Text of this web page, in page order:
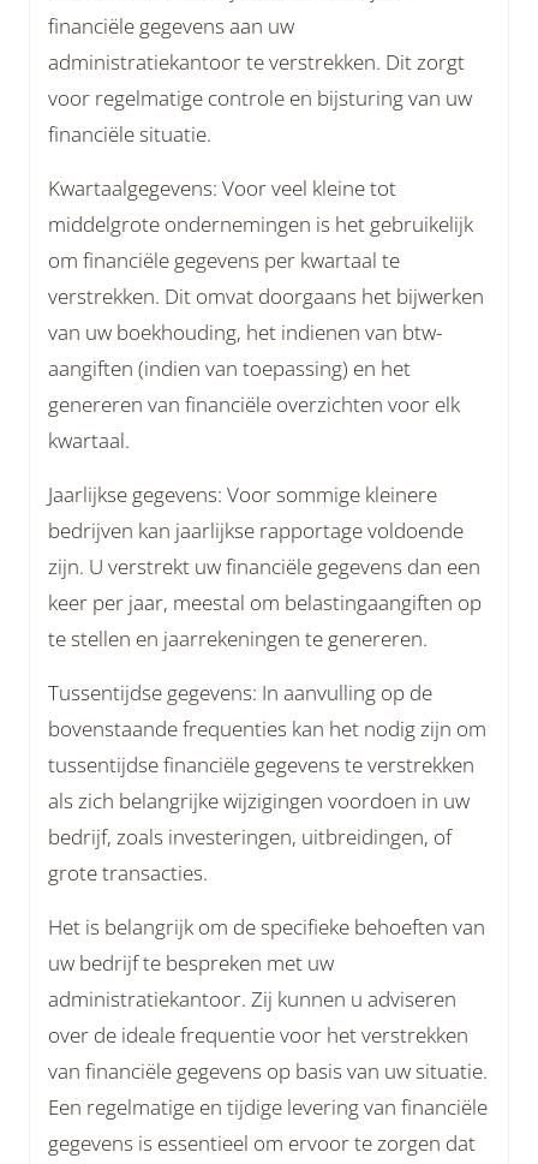
financiële gegevens aan uw
administratiekantoor te verstrekken. Dit zorgt
voor regelmatige controle en bijsturing van uw
financiële situatie.
Kwartaalgegevens: Voor veel kleine tot
middelgrote ondernemingen is het gebruikelijk
om financiële gegevens per kwartaal te
verstrekken. Dit omvat doorgaans het bijwerken
van uw boekhouding, het indienen van btw-
aangiften (indien van toepassing) en het
genereren van financiële overzichten voor elk
kwartaal.
Jaarlijkse gegevens: Voor sommige kleinere
bedrijven kan jaarlijkse rapportage voldoende
zijn. U verstrekt uw financiële gegevens dan een
keer per jaar, meestal om belastingaangiften op
te stellen en jaarrekeningen te genereren.
Tussentijdse gegevens: In aanvulling op de
bovenstaande frequenties kan het nodig zijn om
tussentijdse financiële gegevens te verstrekken
als zich belangrijke wijzigingen voordoen in uw
bedrijf, zoals investeringen, uitbreidingen, of
grote transacties.
Het is belangrijk om de specifieke behoeften van
uw bedrijf te bespreken met uw
administratiekantoor. Zij kunnen u adviseren
over de ideale frequentie voor het verstrekken
van financiële gegevens op basis van uw situatie.
Een regelmatige en tijdige levering van financiële
gegevens is essentieel om ervoor te zorgen dat